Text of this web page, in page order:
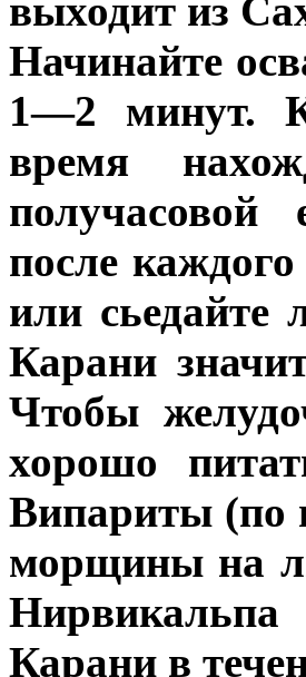
выходит из
Начинайте
1—2 минут.
время
после
или
Карани
Чтобы
хорошо
Випариты (по
морщины на
Нирвикальпа
Карани в